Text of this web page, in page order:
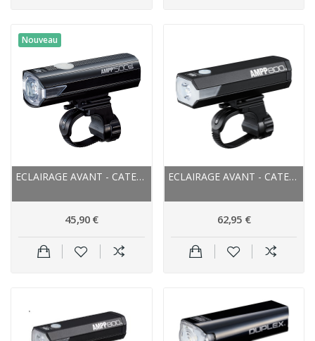
ECLAIRAGE AVANT - CATEYE AMPP 500S AVANT - NOIR
45,90 €
Nouveau
ECLAIRAGE AVANT - CATEYE AMPP 800 AVANT - NOIR
62,95 €